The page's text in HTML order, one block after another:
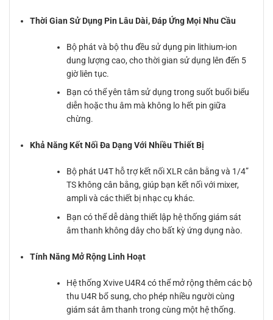
Thời Gian Sử Dụng Pin Lâu Dài, Đáp Ứng Mọi Nhu Cầu
Bộ phát và bộ thu đều sử dụng pin lithium-ion
dung lượng cao, cho thời gian sử dụng lên đến 5
giờ liên tục.
Bạn có thể yên tâm sử dụng trong suốt buổi biểu
diễn hoặc thu âm mà không lo hết pin giữa
chừng.
Khả Năng Kết Nối Đa Dạng Với Nhiều Thiết Bị
Bộ phát U4T hỗ trợ kết nối XLR cân bằng và 1/4”
TS không cân bằng, giúp bạn kết nối với mixer,
ampli và các thiết bị nhạc cụ khác.
Bạn có thể dễ dàng thiết lập hệ thống giám sát
âm thanh không dây cho bất kỳ ứng dụng nào.
Tính Năng Mở Rộng Linh Hoạt
Hệ thống Xvive U4R4 có thể mở rộng thêm các bộ
thu U4R bổ sung, cho phép nhiều người cùng
giám sát âm thanh trong cùng một hệ thống.